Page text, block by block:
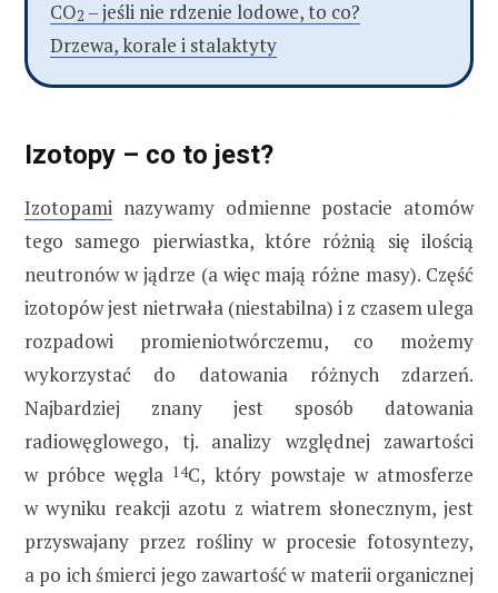
CO2 – jeśli nie rdzenie lodowe, to co?
Drzewa, korale i stalaktyty
Izotopy – co to jest?
Izotopami nazywamy odmienne postacie atomów
tego samego pierwiastka, które różnią się ilością
neutronów w jądrze (a więc mają różne masy). Część
izotopów jest nietrwała (niestabilna) i z czasem ulega
rozpadowi promieniotwórczemu, co możemy
wykorzystać do datowania różnych zdarzeń.
Najbardziej znany jest sposób datowania
radiowęglowego, tj. analizy względnej zawartości
w próbce węgla 14C, który powstaje w atmosferze
w wyniku reakcji azotu z wiatrem słonecznym, jest
przyswajany przez rośliny w procesie fotosyntezy,
a po ich śmierci jego zawartość w materii organicznej